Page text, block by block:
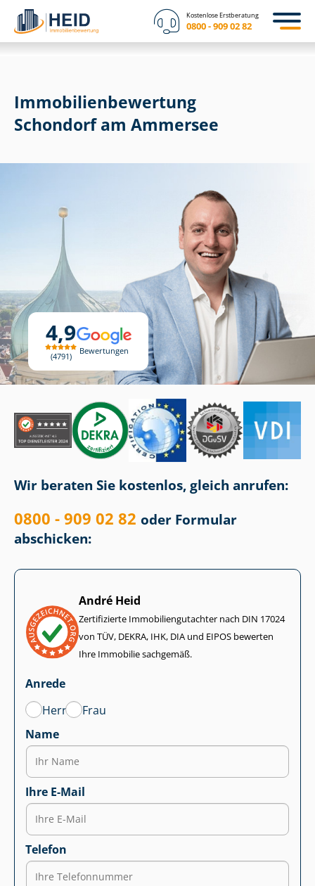
Kostenlose Erstberatung
0800 - 909 02 82
4,9
4791
Bewertungen
Immobilien­bewertung
Schondorf am Ammersee
Wir beraten Sie kostenlos, gleich anrufen:
0800 - 909 02 82 oder Formular
abschicken:
André Heid
Zertifizierte Im­mo­bi­li­en­gut­ach­ter nach DIN 17024
von TÜV, DEKRA, IHK, DIA und EIPOS bewerten
Ihre Immobilie sachgemäß.
Anrede
Herr
Frau
Name
Ihre E-Mail
Telefon